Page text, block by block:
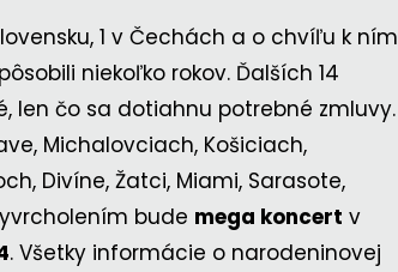
1 v Čechách a o chvíľu k ním
niekoľko rokov. Ďalších 14
len čo sa dotiahnu potrebné zmluvy.
Michalovciach, Košiciach,
Divíne, Žatci, Miami, Sarasote,
bude mega koncert v
. Všetky informácie o narodeninovej